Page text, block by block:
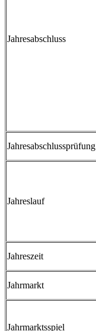
Jahresabschluss
Jahresabschlussprüfung
Jahreslauf
Jahreszeit
Jahrmarkt
Jahrmarktsspiel